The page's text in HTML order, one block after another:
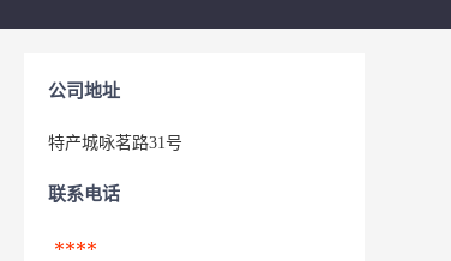
公司地址
特产城咏茗路31号
联系电话
****